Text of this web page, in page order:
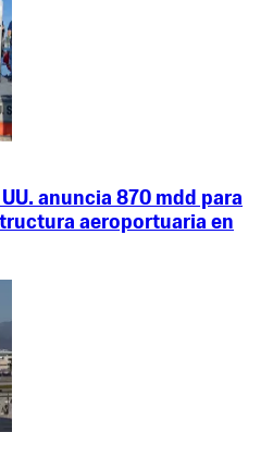
UU. anuncia 870 mdd para
aeroportuaria en